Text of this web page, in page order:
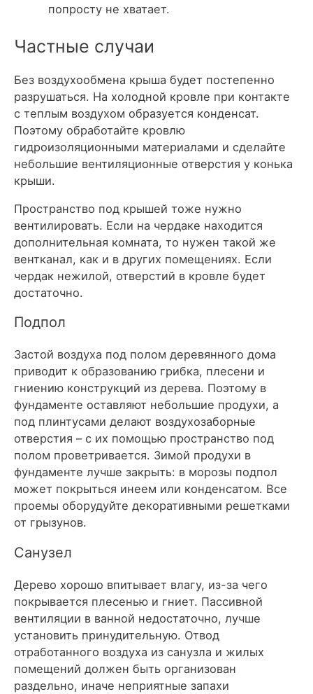
попросту не хватает.
Частные случаи
Без воздухообмена крыша будет постепенно
разрушаться. На холодной кровле при контакте
с теплым воздухом образуется конденсат.
Поэтому обработайте кровлю
гидроизоляционными материалами и сделайте
небольшие вентиляционные отверстия у конька
крыши.
Пространство под крышей тоже нужно
вентилировать. Если на чердаке находится
дополнительная комната, то нужен такой же
вентканал, как и в других помещениях. Если
чердак нежилой, отверстий в кровле будет
достаточно.
Подпол
Застой воздуха под полом деревянного дома
приводит к образованию грибка, плесени и
гниению конструкций из дерева. Поэтому в
фундаменте оставляют небольшие продухи, а
под плинтусами делают воздухозаборные
отверстия – с их помощью пространство под
полом проветривается. Зимой продухи в
фундаменте лучше закрыть: в морозы подпол
может покрыться инеем или конденсатом. Все
проемы оборудуйте декоративными решетками
от грызунов.
Санузел
Дерево хорошо впитывает влагу, из-за чего
покрывается плесенью и гниет. Пассивной
вентиляции в ванной недостаточно, лучше
установить принудительную. Отвод
отработанного воздуха из санузла и жилых
помещений должен быть организован
раздельно, иначе неприятные запахи